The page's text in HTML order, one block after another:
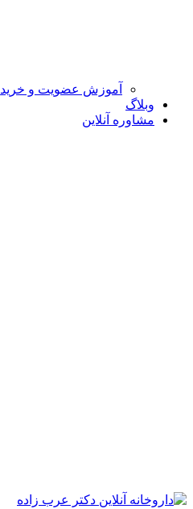
آموزش عضویت و خرید
وبلاگ
مشاوره آنلاین